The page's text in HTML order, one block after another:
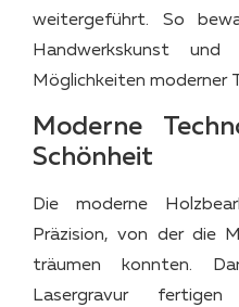
weitergeführt. So
Handwerkskunst
Möglichkeiten moderner
Moderne
Schönheit
Die moderne
Präzision, von der die
träumen konnten.
Lasergravur